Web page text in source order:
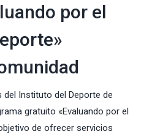
por el
del Instituto del Deporte de
gratuito «Evaluando por el
de ofrecer servicios